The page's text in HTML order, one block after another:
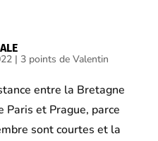
| 3 points de Valentin
entre la Bretagne
Paris et Prague, parce
sont courtes et la